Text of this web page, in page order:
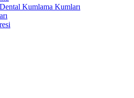
Kumlama Kumları